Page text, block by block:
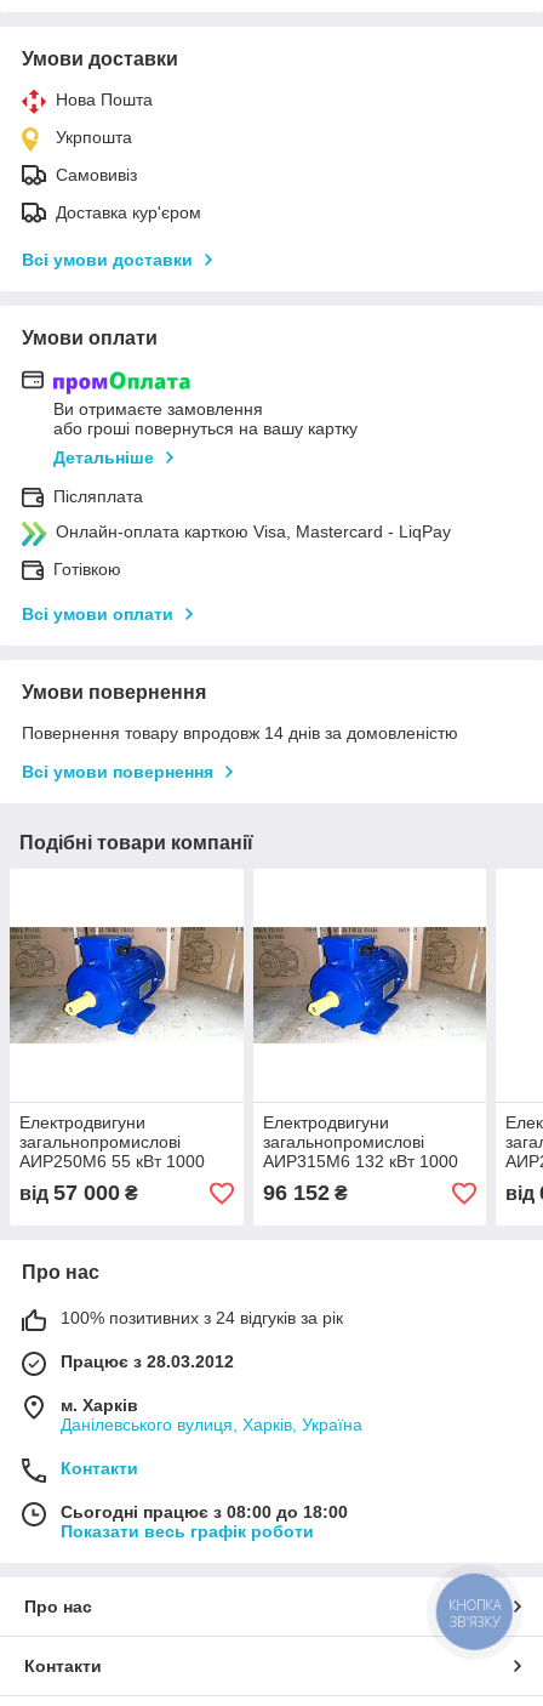
Умови доставки
Нова Пошта
Укрпошта
Самовивіз
Доставка кур'єром
Всі умови доставки
Умови оплати
Ви отримаєте замовлення
або гроші повернуться на вашу картку
Детальніше
Післяплата
Онлайн-оплата карткою Visa, Mastercard - LiqPay
Готівкою
Всі умови оплати
Умови повернення
Повернення товару впродовж 14 днів за домовленістю
Всі умови повернення
Подібні товари компанії
Електродвигуни
загальнопромислові
АИР250М6 55 кВт 1000
об/хв ІМ 1081
від 57 000 ₴
Електродвигуни
загальнопромислові
АИР315М6 132 кВт 1000
об/хв ІМ 1081
96 152₴
об/
від
Про нас
100% позитивних з 24 відгуків за рік
Працює з 28.03.2012
м. Харків
Данілевського вулиця, Харків, Україна
Контакти
Сьогодні працює з 08:00 до 18:00
Показати весь графік роботи
Про нас
Контакти
КНОПКА
ЗВ'ЯЗКУ